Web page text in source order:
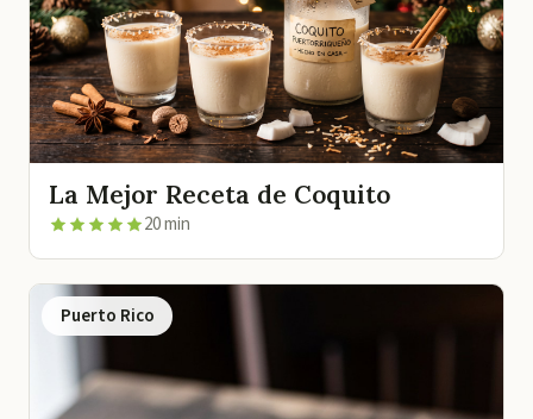
La Mejor Receta de Coquito
20 min
Puerto Rico